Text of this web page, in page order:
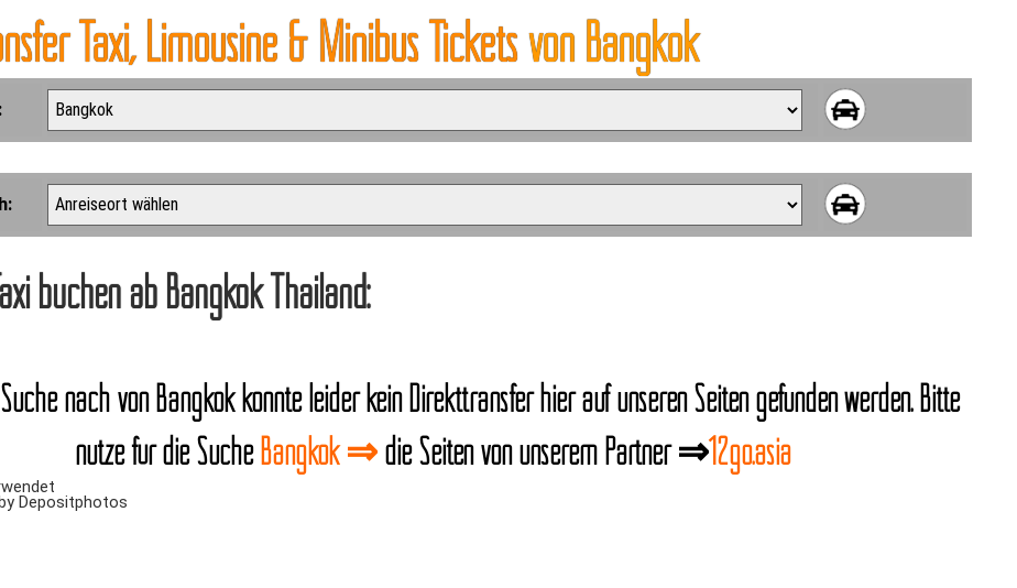
Taxi, Limousine & Minibus Ticketsvon Bangkok
buchen ab Bangkok Thailand:
nach von Bangkok konnte leider kein Direkttransfer hier auf unseren Seiten gefunden werden. Bitte
nutze für die SucheBangkok ⇒die Seiten von unserem Partner ⇒12go.asia
Depositphotos